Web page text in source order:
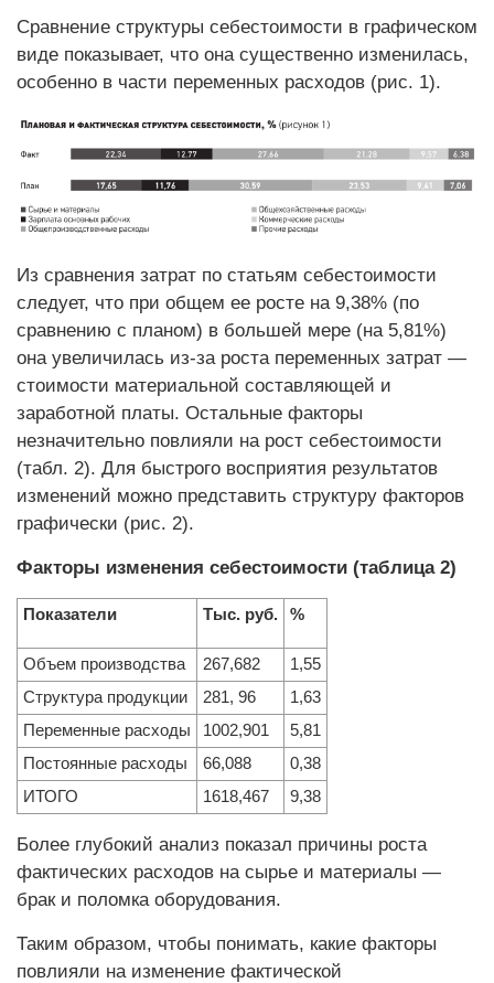
Сравнение структуры себестоимости в графическом
виде показывает, что она существенно изменилась,
особенно в части переменных расходов (рис. 1).
Из сравнения затрат по статьям себестоимости
следует, что при общем ее росте на 9,38% (по
сравнению с планом) в большей мере (на 5,81%)
она увеличилась из-за роста переменных затрат —
стоимости материальной составляющей и
заработной платы. Остальные факторы
незначительно повлияли на рост себестоимости
(табл. 2). Для быстрого восприятия результатов
изменений можно представить структуру факторов
графически (рис. 2).
Факторы изменения себестоимости (таблица 2)
Показатели Тыс. руб. %
Объем производства 267,682
1,55
Структура продукции
281, 96
1,63
Переменные расходы
1002,901
5,81
Постоянные расходы
66,088
0,38
ИТОГО
1618,467 9,38
Более глубокий анализ показал причины роста
фактических расходов на сырье и материалы —
брак и поломка оборудования.
Таким образом, чтобы понимать, какие факторы
повлияли на изменение фактической